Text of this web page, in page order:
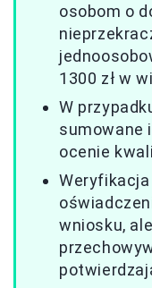
osobom o
1300 zł w
W
sumowane
ocenie
wniosku,